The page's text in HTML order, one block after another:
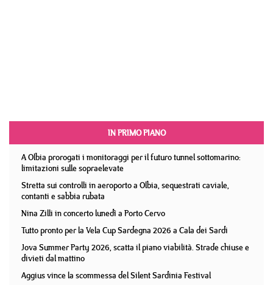
IN PRIMO PIANO
A Olbia prorogati i monitoraggi per il futuro tunnel sottomarino:
limitazioni sulle sopraelevate
Stretta sui controlli in aeroporto a Olbia, sequestrati caviale,
contanti e sabbia rubata
Nina Zilli in concerto lunedì a Porto Cervo
Tutto pronto per la Vela Cup Sardegna 2026 a Cala dei Sardi
Jova Summer Party 2026, scatta il piano viabilità. Strade chiuse e
divieti dal mattino
Aggius vince la scommessa del Silent Sardinia Festival